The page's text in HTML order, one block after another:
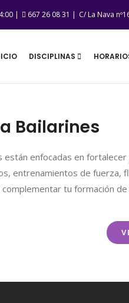
| 667 26 08 31 | C/ La Nava
DISCIPLINAS
Bailarines
están enfocadas en
entrenamientos de
tu formación